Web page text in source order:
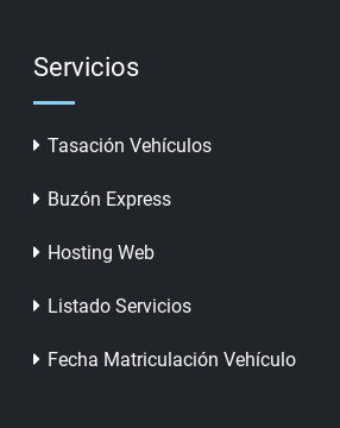
Servicios
Tasación Vehículos
Buzón Express
Hosting Web
Listado Servicios
Fecha Matriculación Vehículo